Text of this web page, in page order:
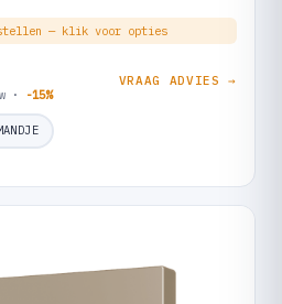
— klik voor opties
· -15%
VRAAG ADVIES →